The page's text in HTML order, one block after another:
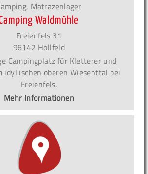
Matrazenlager
Waldmühle
Freienfels 31
96142 Hollfeld
Campingplatz für Kletterer und
idyllischen oberen Wiesenttal bei
Freienfels.
Mehr Informationen